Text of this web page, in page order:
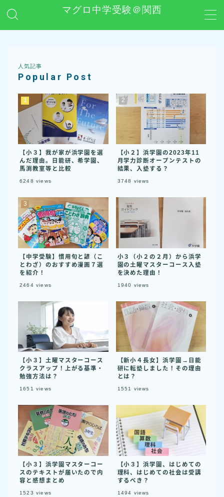
マグロ中学受験＠関西
日能研
学習グッズレビュー
その他 中学受験関連
お問い合わせ
プライバシーポリシー
人気記事
Popular Post
【小３】我が家が浜学園を選
んだ理由。日能研、希学園、
馬渕教室等と比較
6248 views
【小２】浜学園の2023年11
月学力診断オープンテストの
結果、入塾する？
3748 views
【中学受験】慣用句と諺（こ
とわざ）のおすすめ漫画７選
を紹介！
2464 views
小３（小２の２月）から浜学
園の土曜マスターコース入塾
を決めた理由！
1940 views
【小３】土曜マスターコース
クラスアップ！上がる基準・
勉強方法は？
1651 views
【新小４長女】浜学園→日能
研に転塾しました！その理由
とは？
1551 views
【小３】浜学園マスターコー
スのテキストが届いたので内
容と感想まとめ
1523 views
【小３】浜学園、はじめての
理科、はじめての社会は受講
するべき？
1494 views